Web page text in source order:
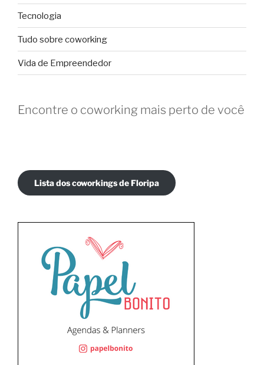
Tecnologia
Tudo sobre coworking
Vida de Empreendedor
Encontre o coworking mais perto de você
Lista dos coworkings de Floripa